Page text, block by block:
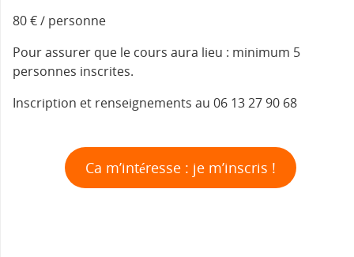
80 € / personne
Pour assurer que le cours aura lieu : minimum 5
personnes inscrites.
Inscription et renseignements au 06 13 27 90 68
Ca m’intéresse : je m’inscris !